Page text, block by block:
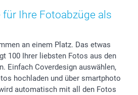
Ihre Fotoabzüge als
an einem Platz. Das etwas
100 Ihrer liebsten Fotos aus den
Einfach Coverdesign auswählen,
hochladen und über smartphoto
automatisch mit all den Fotos